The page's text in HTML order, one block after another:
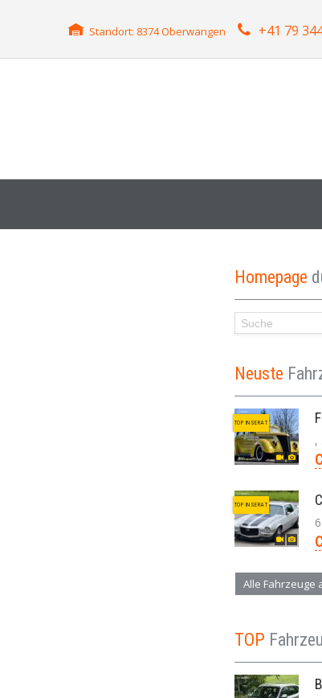
Standort: 8374 Oberwangen +41 79
Homepage
Neuste
TOP INSERAT
,
TOP INSERAT
Alle Fahrzeuge
TOP